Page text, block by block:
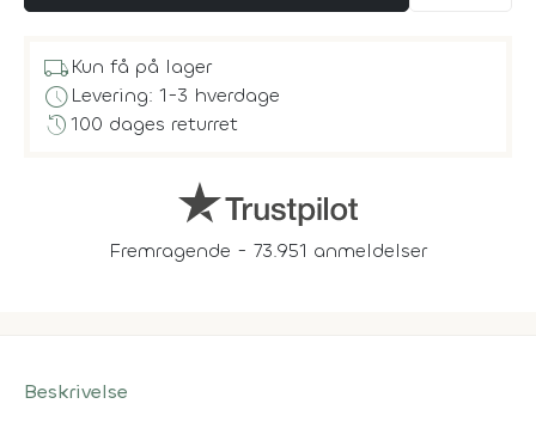
local_shippingKun få på lager
scheduleLevering: 1-3 hverdage
history100 dages returret
Fremragende - 73.951 anmeldelser
Beskrivelse